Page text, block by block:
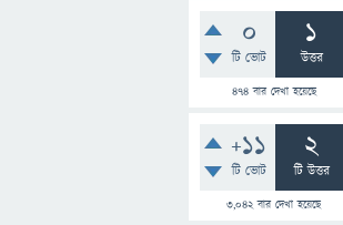
0
টি ভোট
1
উত্তর
474বার দেখা হয়েছে
+11
টি ভোট
2
টি উত্তর
3,042বার দেখা হয়েছে